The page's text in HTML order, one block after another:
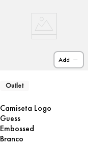
Add
Outlet
Camiseta Logo
Guess
Embossed
Branco